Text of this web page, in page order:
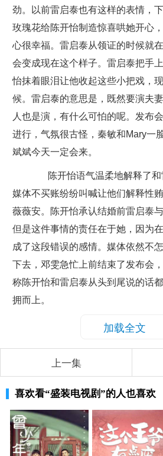
劲。以前雷启泰也有这样的表情，
玫瑰花给陈开怡制造惊喜哄她开心
心很幸福。雷启泰从领证的时候就
会变成现在这个样子。雷启泰把手
怡抹着眼泪让他收起这些小把戏，
候。雷启泰的意思是，既然要演夫
人也是演，有什么可怕的呢。发布
进行，气氛很古怪，秦敏和Mary一
斌斌今天一定会来。
陈开怡语气温柔地解释了和
媒体不买账纷纷叫喊让他们解释性
薇薇安。陈开怡承认结婚前雷启泰
但是这件事情的责任在于她，因为
成了这段错误的感情。媒体依然不
下去，邓雯急忙上前结束了发布会
称陈开怡和雷启泰从头到尾说的话
拥而上。
加载全文
上一集
喜欢看“盛装电视剧”的人也喜欢